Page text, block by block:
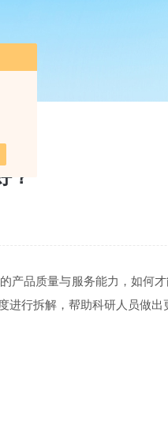
？
品质量与服务能力，如何才
行拆解，帮助科研人员做出